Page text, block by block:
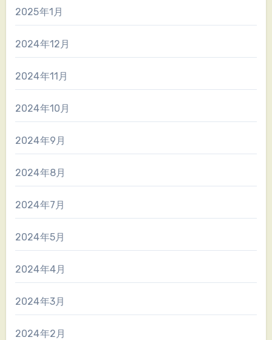
2025年1月
2024年12月
2024年11月
2024年10月
2024年9月
2024年8月
2024年7月
2024年5月
2024年4月
2024年3月
2024年2月